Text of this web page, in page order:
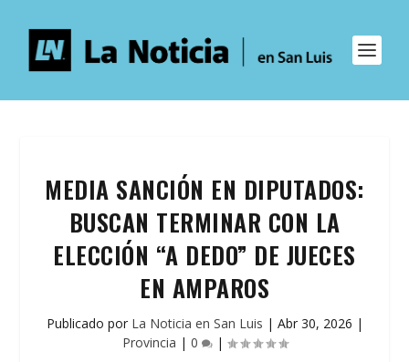
MEDIA SANCIÓN EN DIPUTADOS:
BUSCAN TERMINAR CON LA
ELECCIÓN “A DEDO” DE JUECES
EN AMPAROS
Publicado por La Noticia en San Luis | Abr 30, 2026 |
Provincia | 0 |